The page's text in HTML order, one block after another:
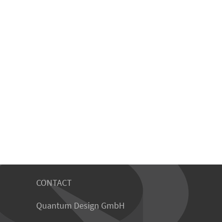
CONTACT
Quantum Design GmbH